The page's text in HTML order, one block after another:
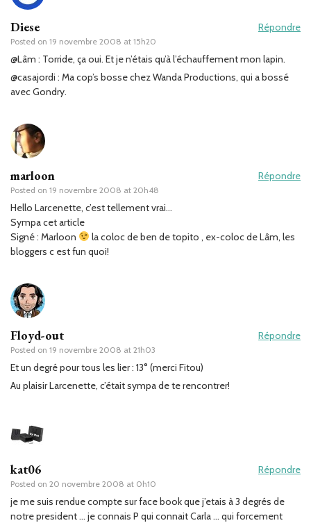
Diese
Posted on 19 novembre 2008 at 15h20
Répondre
@Lâm : Torride, ça oui. Et je n’étais qu’à l’échauffement mon lapin.
@casajordi : Ma cop’s bosse chez Wanda Productions, qui a bossé
avec Gondry.
marloon
Posted on 19 novembre 2008 at 20h48
Répondre
Hello Larcenette, c’est tellement vrai…
Sympa cet article
Signé : Marloon
la coloc de ben de topito , ex-coloc de Lâm, les
bloggers c est fun quoi!
Floyd-out
Posted on 19 novembre 2008 at 21h03
Répondre
Et un degré pour tous les lier : 13° (merci Fitou)
Au plaisir Larcenette, c’était sympa de te rencontrer!
kat06
Posted on 20 novembre 2008 at 0h10
Répondre
je me suis rendue compte sur face book que j’etais à 3 degrés de
notre president … je connais P qui connait Carla … qui forcement